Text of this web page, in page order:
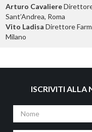
Arturo Cavaliere
Sant’Andrea, Roma
Vito Ladisa Direttore
Milano
ISCRIVITI ALLA
Nome